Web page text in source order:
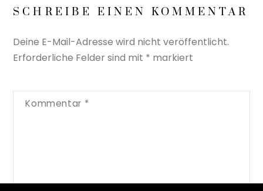
SCHREIBE EINEN KOMMENTAR
Deine E-Mail-Adresse wird nicht veröffentlicht.
Erforderliche Felder sind mit * markiert
Kommentar *